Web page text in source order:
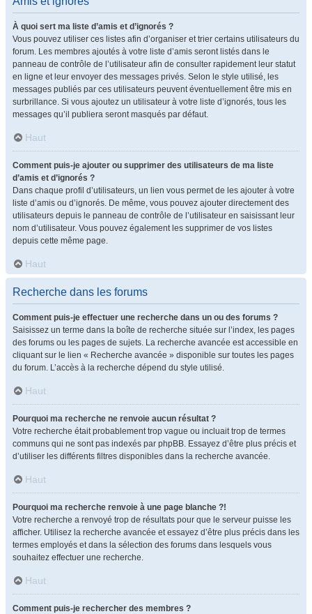
À quoi sert ma liste d’amis et d’ignorés ?
Vous pouvez utiliser ces listes afin d’organiser et trier certains utilisateurs du
forum. Les membres ajoutés à votre liste d’amis seront listés dans le
panneau de contrôle de l’utilisateur afin de consulter rapidement leur statut
en ligne et leur envoyer des messages privés. Selon le style utilisé, les
messages publiés par ces utilisateurs peuvent éventuellement être mis en
surbrillance. Si vous ajoutez un utilisateur à votre liste d’ignorés, tous les
messages qu’il publiera seront masqués par défaut.
Haut
Comment puis-je ajouter ou supprimer des utilisateurs de ma liste
d’amis et d’ignorés ?
Dans chaque profil d’utilisateurs, un lien vous permet de les ajouter à votre
liste d’amis ou d’ignorés. De même, vous pouvez ajouter directement des
utilisateurs depuis le panneau de contrôle de l’utilisateur en saisissant leur
nom d’utilisateur. Vous pouvez également les supprimer de vos listes
depuis cette même page.
Haut
Recherche dans les forums
Comment puis-je effectuer une recherche dans un ou des forums ?
Saisissez un terme dans la boîte de recherche située sur l’index, les pages
des forums ou les pages de sujets. La recherche avancée est accessible en
cliquant sur le lien « Recherche avancée » disponible sur toutes les pages
du forum. L’accès à la recherche dépend du style utilisé.
Haut
Pourquoi ma recherche ne renvoie aucun résultat ?
Votre recherche était probablement trop vague ou incluait trop de termes
communs qui ne sont pas indexés par phpBB. Essayez d’être plus précis et
d’utiliser les différents filtres disponibles dans la recherche avancée.
Haut
Pourquoi ma recherche renvoie à une page blanche ?!
Votre recherche a renvoyé trop de résultats pour que le serveur puisse les
afficher. Utilisez la recherche avancée et essayez d’être plus précis dans les
termes employés et dans la sélection des forums dans lesquels vous
souhaitez effectuer une recherche.
Haut
Comment puis-je rechercher des membres ?